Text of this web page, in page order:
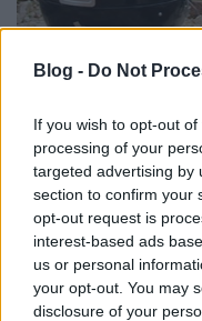
Blog - Do Not
If you wish to opt-out
processing of your
targeted advertising by
section to confirm your
opt-out request is
interest-based ads
us or personal
your opt-out. You may
disclosure of your
zsemlebuci volt. A
füstölte meg a